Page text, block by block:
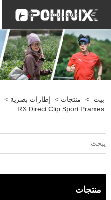
Language
بيت > منتجات > إطارات بصرية >
RX Direct Clip Sport Prames
منتجات